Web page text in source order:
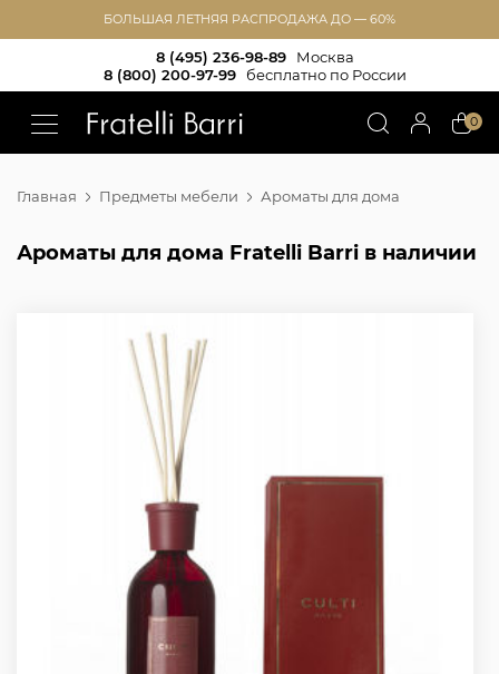
БОЛЬШАЯ ЛЕТНЯЯ РАСПРОДАЖА ДО — 60%
8 (495) 236-98-89
Москва
8 (800) 200-97-99
бесплатно по России
0
Главная Предметы мебели Ароматы для дома
Ароматы для дома Fratelli Barri в наличии